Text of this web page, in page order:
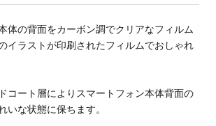
体の背面をカーボン調でクリアなフィルム
イラストが印刷されたフィルムでおしゃれ
コート層によりスマートフォン本体背面の
いな状態に保ちます。